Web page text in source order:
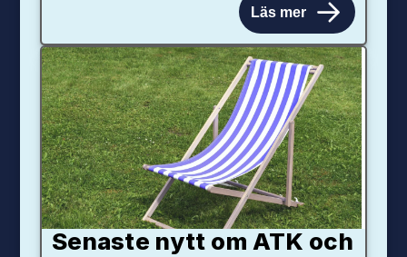
Läs mer
Senaste nytt om ATK och